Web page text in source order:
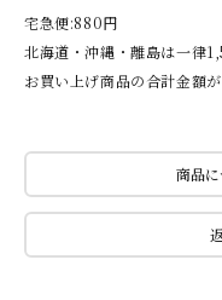
宅急便:880円
北海道・沖縄・離島は一律
お買い上げ商品の合計金額
商品